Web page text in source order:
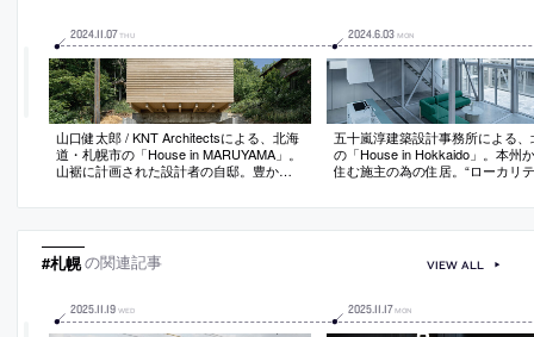
2024.11 07 THU
山口健太郎 / KNT Architectsによる、北海
道・札幌市の「House in MARUYAMA」。
山裾に計画された設計者の自邸。豊かな
部を通じて“視線が山へと抜ける”建築を考
れる“建築の骨”での“纏う空気”の創出も意
図
2024.6.03 MON
五十嵐淳建築設計事務所による、
の「House in Hokkaido」。本州
住む施主の為の住居。“ローカリ
点と働きかけに応えられる“おお
の”が移り変わる建築を造る
#札幌の関連記事
2025.11 19 WED 2025.11 17 MON
VIEW ALL